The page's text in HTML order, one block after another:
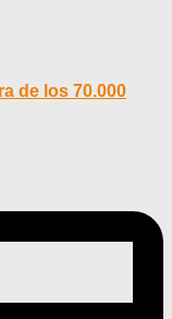
de los 70.000